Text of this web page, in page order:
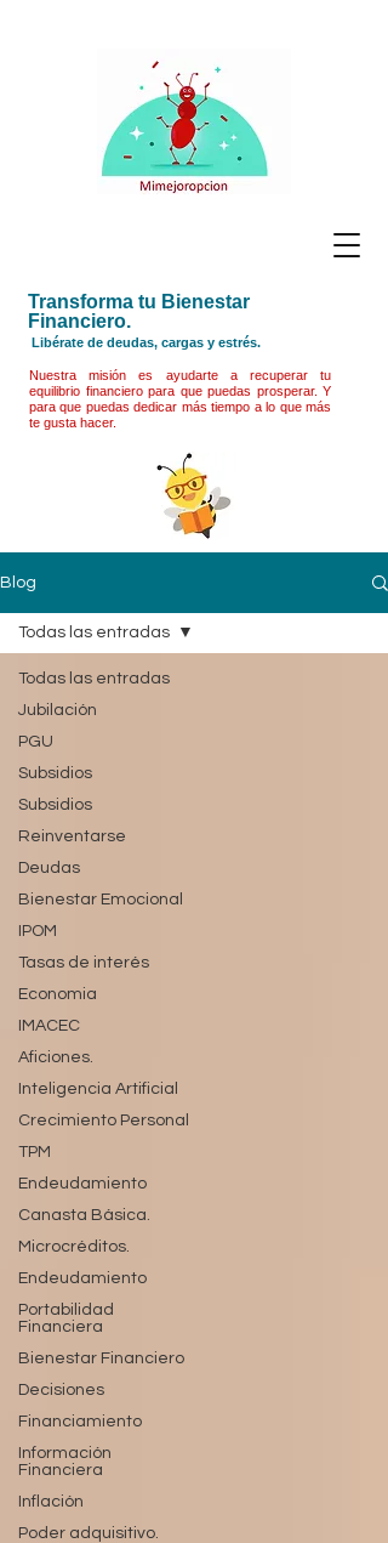
Transforma tu Bienestar
Financiero.
Libérate de deudas, cargas y estrés.
Nuestra misión es ayudarte a recuperar tu
equilibrio financiero para que puedas prosperar. Y
para que puedas dedicar más tiempo a lo que más
te gusta hacer.
Blog
Todas las entradas
Jubilación
PGU
Subsidios
Subsidios
Reinventarse
Deudas
Bienestar Emocional
IPOM
Tasas de interés
Economia
IMACEC
Aficiones.
Inteligencia Artificial
Crecimiento Personal
TPM
Endeudamiento
Canasta Básica.
Microcréditos.
Endeudamiento
Portabilidad
Financiera
Bienestar Financiero
Decisiones
Financiamiento
Información
Financiera
Inflación
Poder adquisitivo.
Todas las entradas